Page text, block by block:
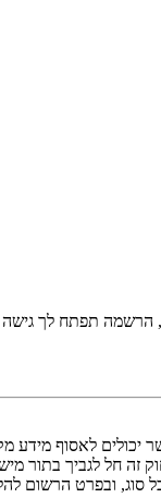
תפתח לך גישה
פרטי הזיהוי האישיים מקטין